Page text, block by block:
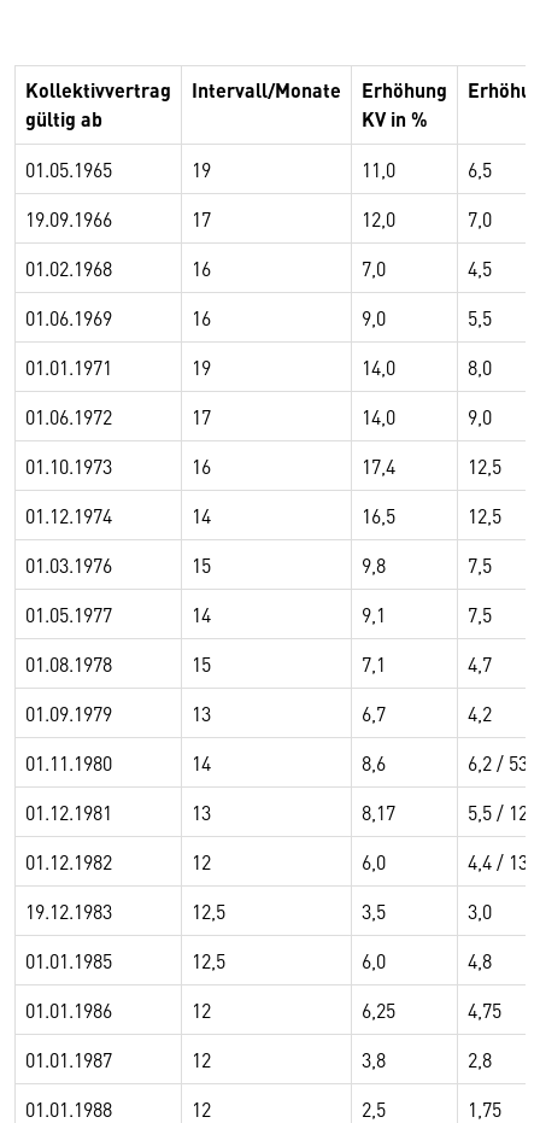
Kollektivvertrag
gültig ab
Intervall/Monate
Erhöhung
KV in %
01.05.1965 19 11,0
6,5
19.09.1966
17 12,0
7,0
01.02.1968
16 7,0
4,5
01.06.1969
16 9,0
5,5
01.01.1971
19 14,0
8,0
01.06.1972
17 14,0
9,0
01.10.1973
16 17,4
12,5
01.12.1974
14 16,5
12,5
01.03.1976
15 9,8
7,5
01.05.1977
14 9,1
7,5
01.08.1978
15 7,1
4,7
01.09.1979
13 6,7
4,2
01.11.1980
14 8,6
6,2 /
01.12.1981
13 8,17
5,5 / 12
01.12.1982
12 6,0
4,4 / 13
19.12.1983
12,5 3,5
3,0
01.01.1985
12,5 6,0
4,8
01.01.1986
12 6,25
4,75
01.01.1987
12 3,8
2,8
01.01.1988
12 2,5
1,75